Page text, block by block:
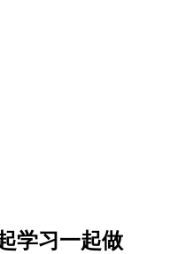
学习一起做